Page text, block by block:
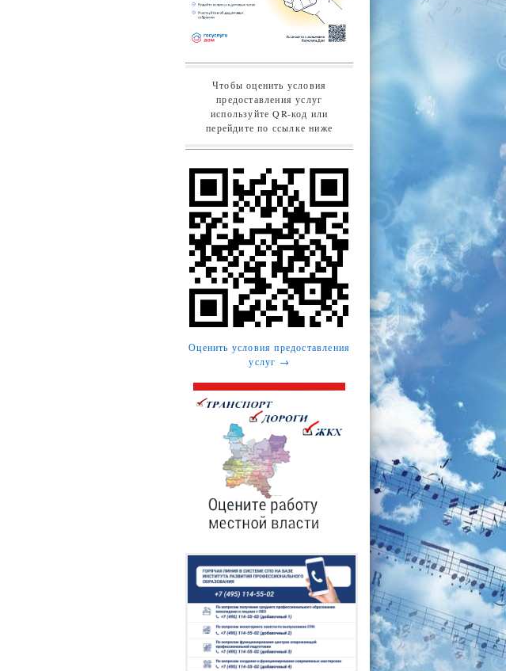
Чтобы оценить условия
предоставления услуг
используйте QR-код или
перейдите по ссылке ниже
Оценить условия предоставления
услуг →